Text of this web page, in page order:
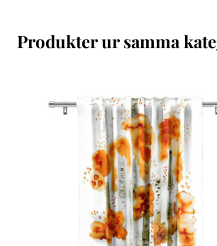
Produkter ur samma